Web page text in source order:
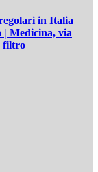
in Italia
| Medicina, via
filtro